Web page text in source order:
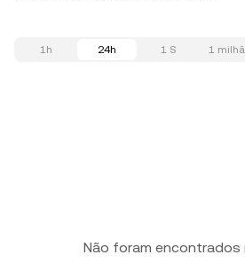
1h 24h 1 S 1
Não foram encontrados